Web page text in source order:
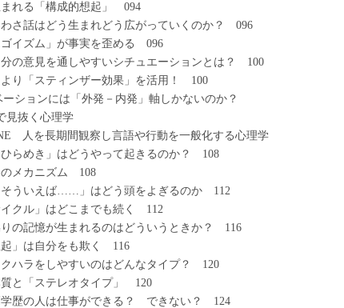
る「構成的想起」 094
はどう生まれどう広がっていくのか？ 096
ズム」が事実を歪める 096
見を通しやすいシチュエーションとは？ 100
スティンザー効果」を活用！ 100
ションには「外発－内発」軸しかないのか？
抜く心理学
人を長期間観察し言語や行動を一般化する心理学
き」はどうやって起きるのか？ 108
カニズム 108
いえば……」はどう頭をよぎるのか 112
ル」はどこまでも続く 112
憶が生まれるのはどういうときか？ 116
は自分をも欺く 116
をしやすいのはどんなタイプ？ 120
「ステレオタイプ」 120
の人は仕事ができる？ できない？ 124